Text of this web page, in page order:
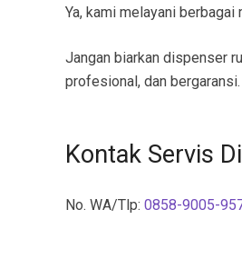
Ya, kami melayani
Jangan biarkan dispenser
profesional, dan bergaransi.
Kontak Servis
No. WA/Tlp: 0858-9005-